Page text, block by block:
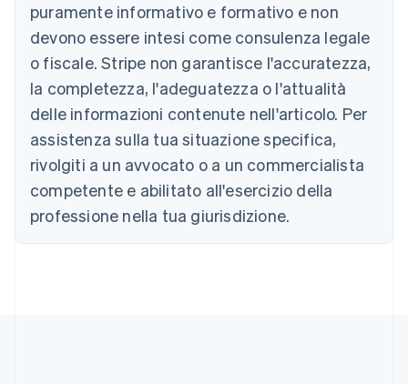
puramente informativo e formativo e non
devono essere intesi come consulenza legale
o fiscale. Stripe non garantisce l'accuratezza,
la completezza, l'adeguatezza o l'attualità
delle informazioni contenute nell'articolo. Per
assistenza sulla tua situazione specifica,
rivolgiti a un avvocato o a un commercialista
competente e abilitato all'esercizio della
professione nella tua giurisdizione.
Austria
DeutschEnglish
Belgio
Brasile
PortuguêsEnglish
Bulgaria
English
Canada
EnglishFrançais
Cina continentale
简体中文English
Cipro